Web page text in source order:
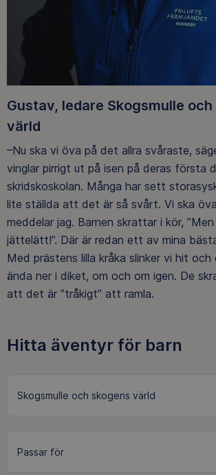
Gustav, ledare Skogsmulle
värld
–Nu ska vi öva på det allra svåraste,
vinglar pirrigt ut på isen på deras första
skridskoskolan. Många har sett
lite ställda att det är så svårt. Vi ska
meddelar jag. Barnen skrattar i kör,
jättelätt!”. Där är redan ett av mina
Med prästens lilla kråka slinker vi hit
ända ner i diket, om och om igen. De
att det är ”tråkigt” att ramla.
Hitta äventyr för barn
Skogsmulle och skogens värld